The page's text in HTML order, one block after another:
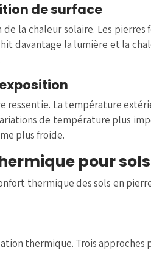
de surface
la chaleur solaire. Les
davantage la lumière et la
ressentie. La température
de température plus
plus froide.
pour
thermique des sols en
thermique. Trois approches